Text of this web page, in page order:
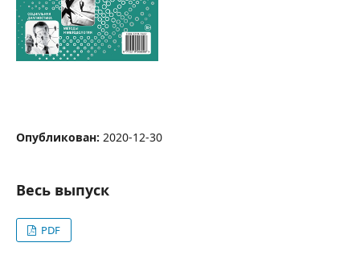
Опубликован: 2020-12-30
Весь выпуск
PDF